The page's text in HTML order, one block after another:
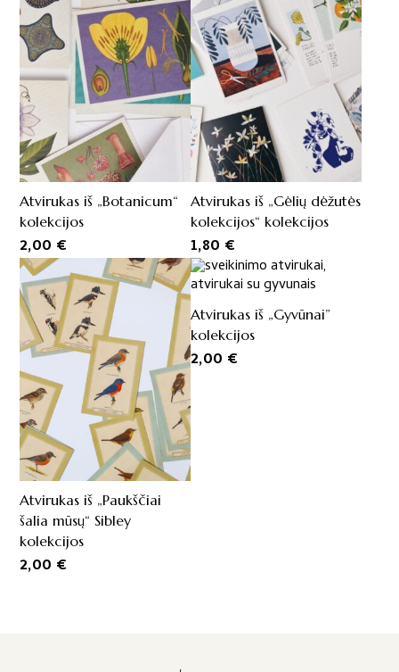
Atvirukas iš „Botanicum“
kolekcijos
2,00 €
Atvirukas iš „Gėlių dėžutės
kolekcijos“ kolekcijos
1,80 €
Atvirukas iš „Paukščiai
šalia mūsų“ Sibley
kolekcijos
2,00 €
Atvirukas iš „Gyvūnai”
kolekcijos
2,00 €